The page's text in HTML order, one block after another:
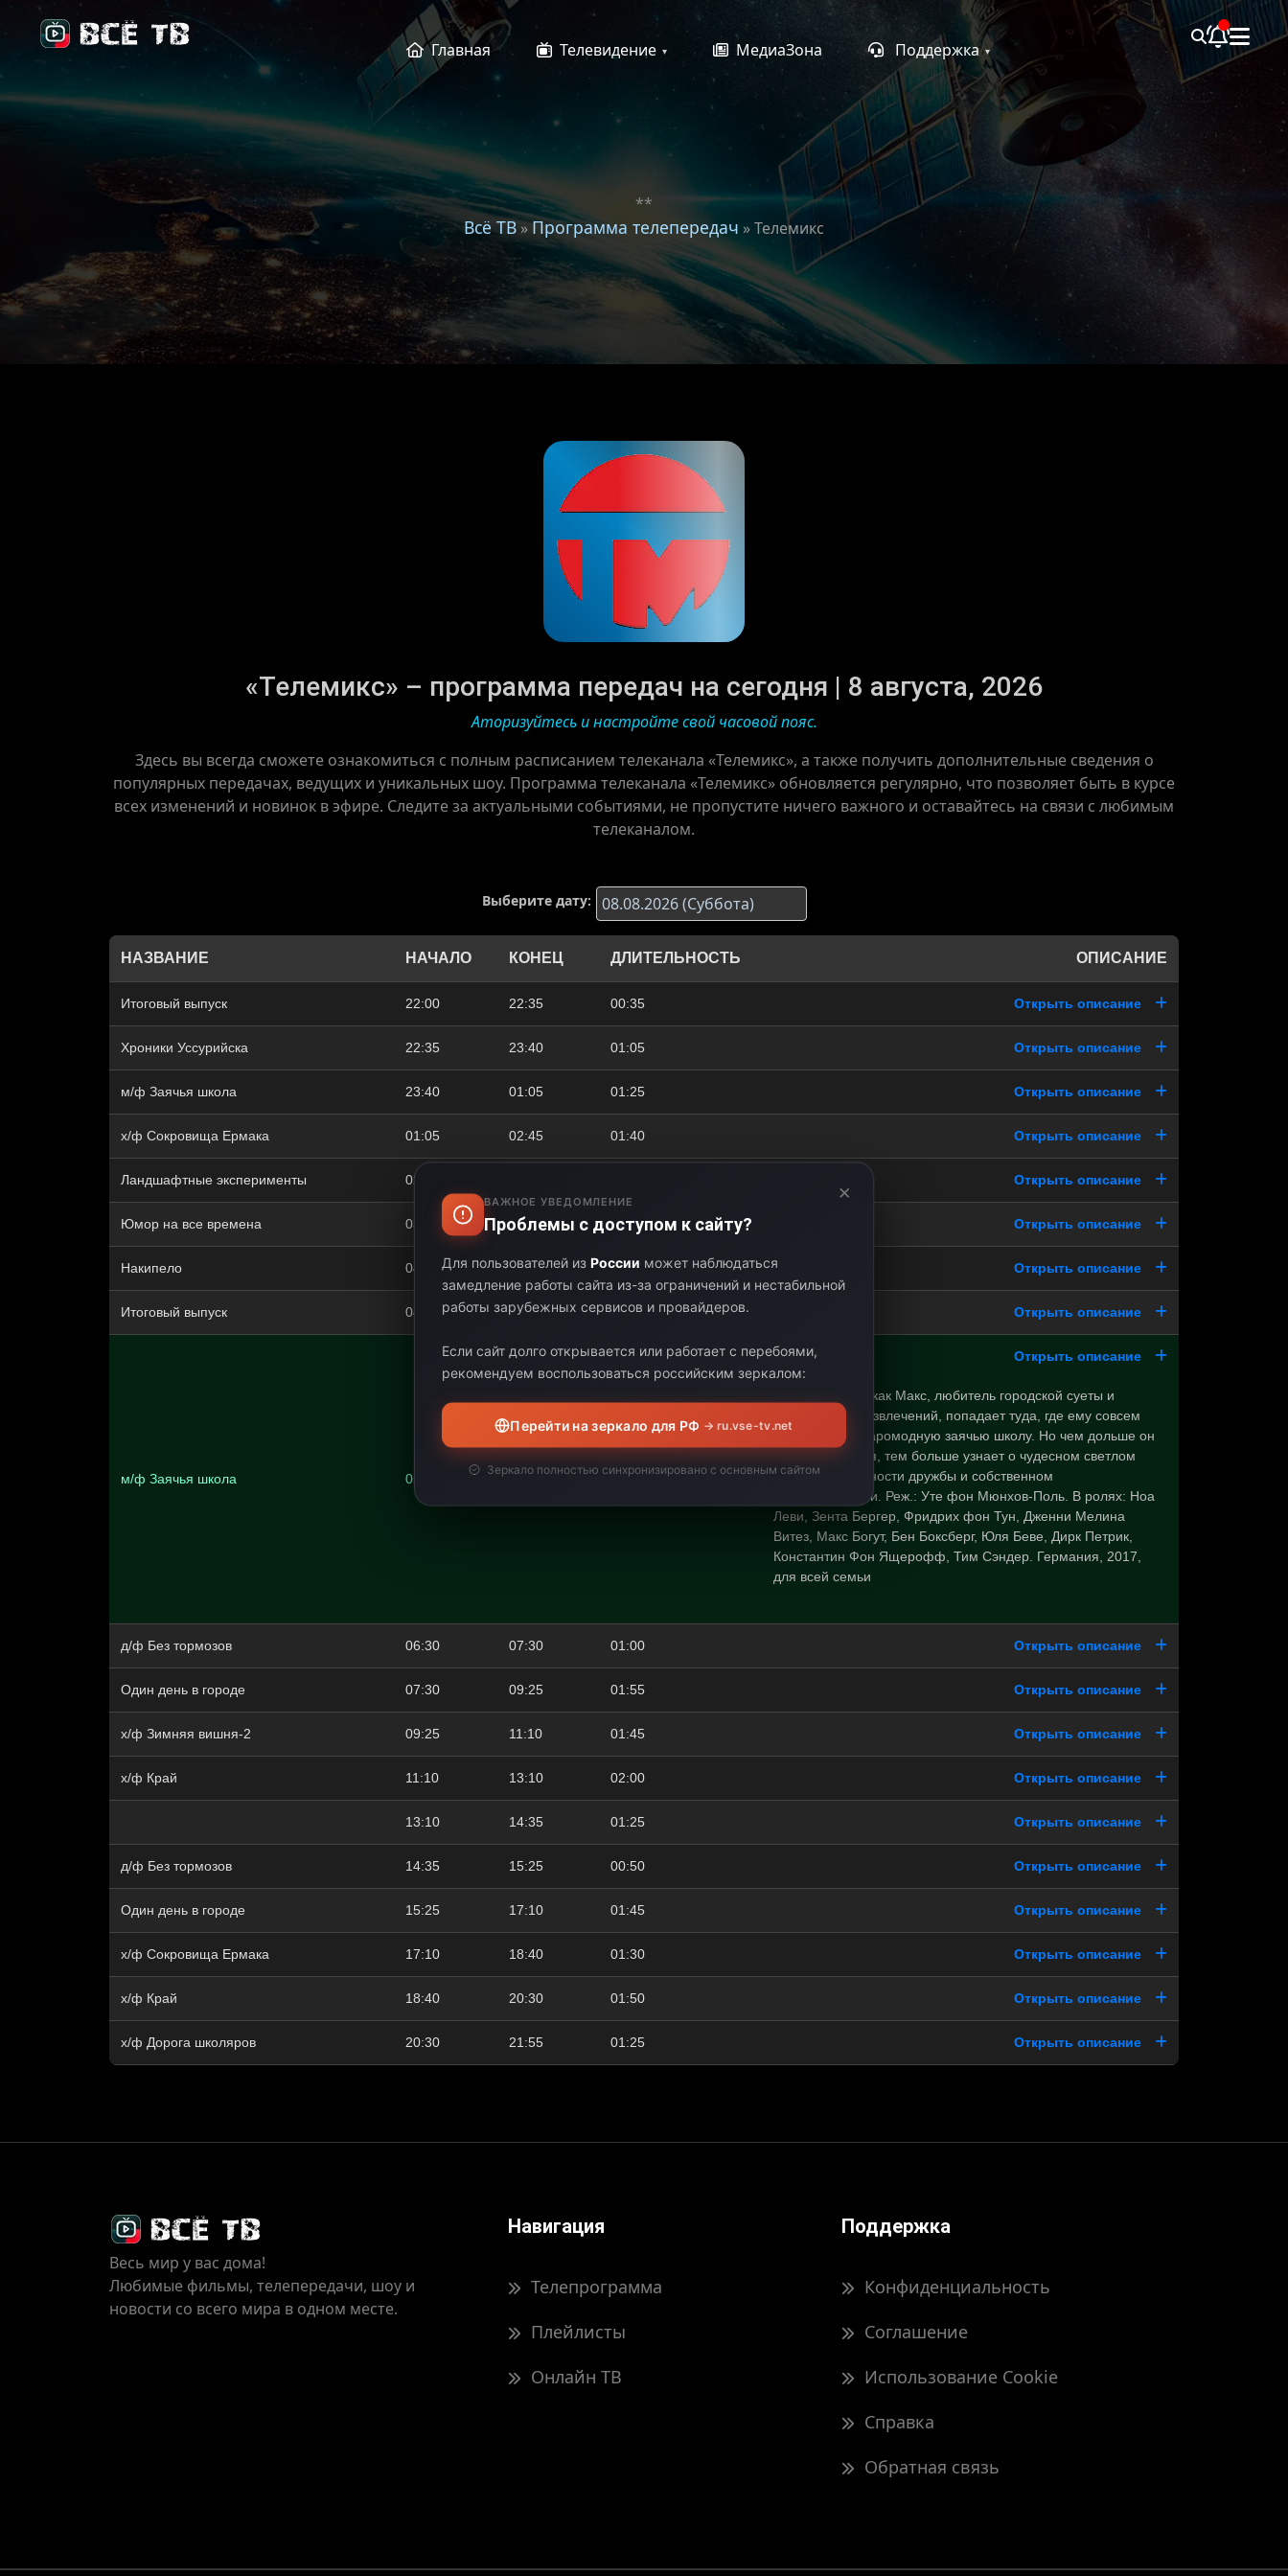
Главная Телевидение МедиаЗона Поддержка
**
Всё ТВ »Программа телепередач » Телемикс
«Телемикс» – программа передач на сегодня | 8 августа, 2026
Аторизуйтесь и настройте свой часовой пояс.
Здесь вы всегда сможете ознакомиться с полным расписанием телеканала «Телемикс», а также получить дополнительные сведения о
популярных передачах, ведущих и уникальных шоу. Программа телеканала «Телемикс» обновляется регулярно, что позволяет быть в курсе
всех изменений и новинок в эфире. Следите за актуальными событиями, не пропустите ничего важного и оставайтесь на связи с любимым
телеканалом.
Выберите дату:
НАЗВАНИЕ НАЧАЛО КОНЕЦ ДЛИТЕЛЬНОСТЬ ОПИСАНИЕ
Итоговый выпуск 22:00 22:35 00:35 Открыть описание
Хроники Уссурийска 22:35 23:40 01:05 Открыть описание
м/ф Заячья школа 23:40 01:05 01:25 Открыть описание
х/ф Сокровища Ермака 01:05 02:45 01:40 Открыть описание
Ландшафтные эксперименты 02:45 Открыть описание
Юмор на все времена 03:15 04:00 00:45 Открыть описание
Накипело 04:00 04:30 00:30 Открыть описание
Итоговый выпуск 04:30 05:05 00:35 Открыть описание
м/ф Заячья школа 05:05 06:30 01:25
Открыть описание
История о том, как Макс, любитель городской суеты и
молодежных развлечений, попадает туда, где ему совсем
не место – в старомодную заячью школу. Но чем дольше он
здесь находится, тем больше узнает о чудесном светлом
празднике, ценности дружбы и собственном
предназначении. Реж.: Уте фон Мюнхов-Поль. В ролях: Ноа
Леви, Зента Бергер, Фридрих фон Тун, Дженни Мелина
Витез, Макс Богут, Бен Боксберг, Юля Беве, Дирк Петрик,
Константин Фон Ящерофф, Тим Сэндер. Германия, 2017,
для всей семьи
д/ф Без тормозов 06:30 07:30 01:00 Открыть описание
Один день в городе 07:30 09:25 01:55 Открыть описание
х/ф Зимняя вишня-2 09:25 11:10 01:45 Открыть описание
х/ф Край 11:10 13:10 02:00 Открыть описание
13:10 14:35 01:25 Открыть описание
д/ф Без тормозов 14:35 15:25 00:50 Открыть описание
Один день в городе 15:25 17:10 01:45 Открыть описание
х/ф Сокровища Ермака 17:10 18:40 01:30 Открыть описание
х/ф Край 18:40 20:30 01:50 Открыть описание
х/ф Дорога школяров 20:30 21:55 01:25 Открыть описание
Весь мир у вас дома!
Любимые фильмы, телепередачи, шоу и
новости со всего мира в одном месте.
Навигация
Телепрограмма
Плейлисты
Онлайн ТВ
Поддержка
Конфиденциальность
Соглашение
Использование Cookie
Справка
Обратная связь
×
ВАЖНОЕ УВЕДОМЛЕНИЕ
Проблемы с доступом к сайту?
Для пользователей из России может наблюдаться
замедление работы сайта из-за ограничений и нестабильной
работы зарубежных сервисов и провайдеров.
Если сайт долго открывается или работает с перебоями,
рекомендуем воспользоваться российским зеркалом:
Перейти на зеркало для РФ → ru.vse-tv.net
Зеркало полностью синхронизировано с основным сайтом